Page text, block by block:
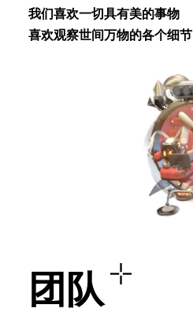
我们喜欢⼀切具有美的事物
喜欢观察世间万物的各个细节
团队